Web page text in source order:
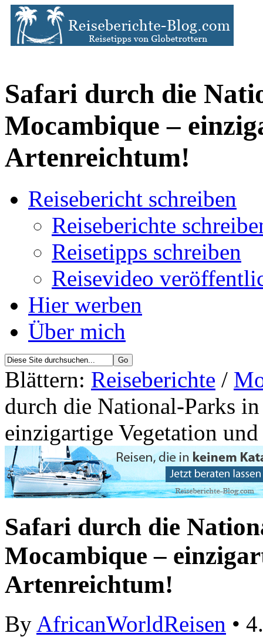
Safari durch die
Mocambique –
Artenreichtum!
Reisebericht schreiben
Reiseberichte
Reisetipps schreiben
Reisevideo
Hier werben
Über mich
Blättern: Reiseberichte /
durch die National-Parks
einzigartige Vegetation
Safari durch die
Mocambique –
Artenreichtum!
By AfricanWorldReisen •